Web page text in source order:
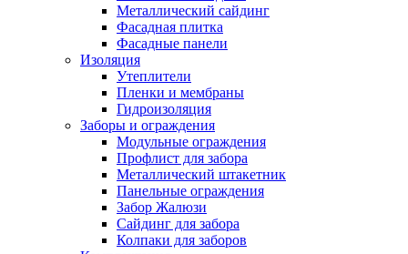
Металлический сайдинг
Фасадная плитка
Фасадные панели
Изоляция
Утеплители
Пленки и мембраны
Гидроизоляция
Заборы и ограждения
Модульные ограждения
Профлист для забора
Металлический штакетник
Панельные ограждения
Забор Жалюзи
Сайдинг для забора
Колпаки для заборов